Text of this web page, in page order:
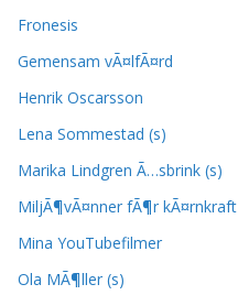
Fronesis
Gemensam vÃ¤lfÃ¤rd
Henrik Oscarsson
Lena Sommestad (s)
Marika Lindgren Ã…sbrink (s)
MiljÃ¶vÃ¤nner fÃ¶r kÃ¤rnkraft
Mina YouTubefilmer
Ola MÃ¶ller (s)